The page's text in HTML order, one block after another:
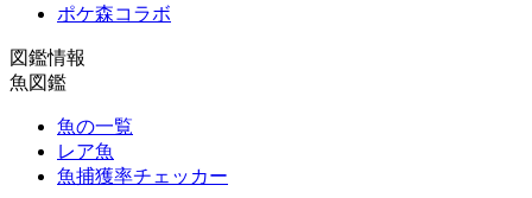
ポケ森コラボ
図鑑情報
魚図鑑
魚の一覧
レア魚
魚捕獲率チェッカー